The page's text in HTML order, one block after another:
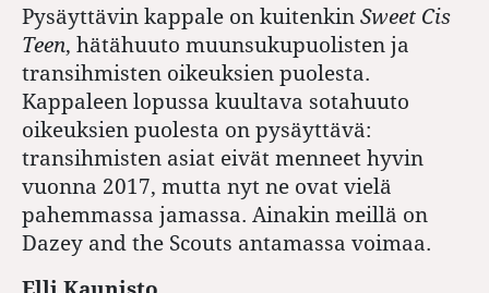
Pysäyttävin kappale on kuitenkin Sweet Cis
Teen, hätähuuto muunsukupuolisten ja
transihmisten oikeuksien puolesta.
Kappaleen lopussa kuultava sotahuuto
oikeuksien puolesta on pysäyttävä:
transihmisten asiat eivät menneet hyvin
vuonna 2017, mutta nyt ne ovat vielä
pahemmassa jamassa. Ainakin meillä on
Dazey and the Scouts antamassa voimaa.